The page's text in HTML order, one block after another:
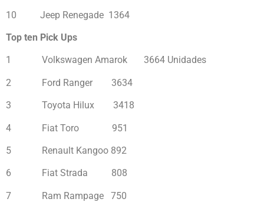
10 Jeep Renegade 1364
Top ten Pick Ups
1 Volkswagen Amarok 3664 Unidades
2 Ford Ranger 3634
3 Toyota Hilux 3418
4 Fiat Toro 951
5 Renault Kangoo 892
6 Fiat Strada 808
7 Ram Rampage 750